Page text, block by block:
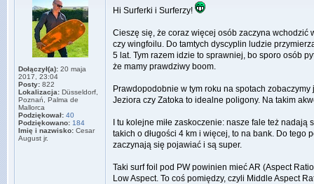
Dołączył(a): 20 maja
2017, 23:04
Posty: 822
Lokalizacja: Düsseldorf,
Poznań, Palma de
Mallorca
Podziękował: 40
Podziękowano: 184
Imię i nazwisko: Cesar
August jr.
Hi Surferki i Surferzy!
Cieszę się, że coraz więcej osób zaczyna wchodzić
czy wingfoilu. Do tamtych dyscyplin ludzie
5 lat. Tym razem idzie to sprawniej, bo sporo osób
że mamy prawdziwy boom.
Prawdopodobnie w tym roku na spotach
Jeziora czy Zatoka to idealne poligony. Na takim
I tu kolejne miłe zaskoczenie: nasze fale też
takich o długości 4 km i więcej, to na bank. Do
zaczynają się pojawiać i są super.
Taki surf foil pod PW powinien mieć AR (Aspect
Low Aspect. To coś pomiędzy, czyli Middle Aspect